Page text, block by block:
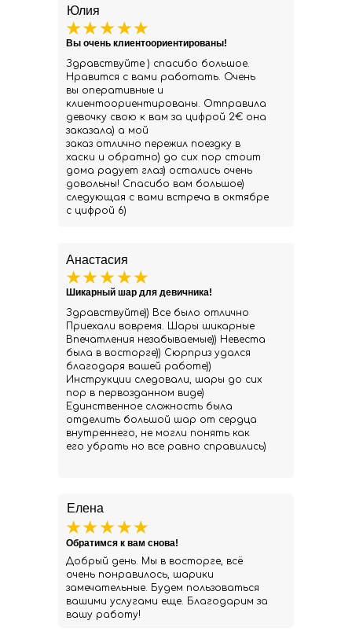
Елена
Добрый день. Мы в восторге, всё
очень понравилось, шарики
замечательные. Будем пользоваться
вашими услугами еще. Благодарим за
вашу работу!
Обратимся к вам снова!
Юлия
Здравствуйте ) спасибо большое.
Нравится с вами работать. Очень
вы оперативные и
клиентоориентированы. Отправила
девочку свою к вам за цифрой 2€ она
заказала) а мой
заказ отлично пережил поездку в
хаски и обратно) до сих пор стоит
дома радует глаз) остались очень
довольны! Спасибо вам большое)
следующая с вами встреча в октябре
с цифрой 6)
Вы очень клиентоориентированы!
Анастасия
Здравствуйте)) Все было отлично
Приехали вовремя. Шары шикарные
Впечатления незабываемые)) Невеста
была в восторге)) Сюрприз удался
благодаря вашей работе))
Инструкции следовали, шары до сих
пор в первозданном виде)
Единственное сложность была
отделить большой шар от сердца
внутреннего, не могли понять как
его убрать но все равно справились)
Шикарный шар для девичника!